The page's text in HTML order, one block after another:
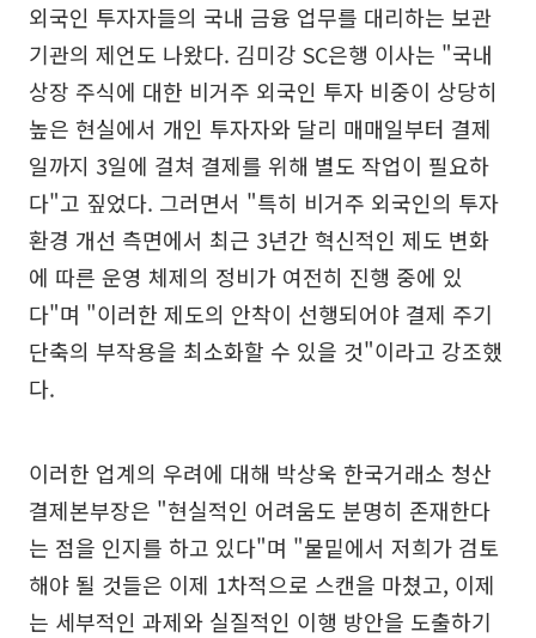
외국인 투자자들의 국내 금융 업무를 대리하는 보관
기관의 제언도 나왔다. 김미강 SC은행 이사는 "국내
상장 주식에 대한 비거주 외국인 투자 비중이 상당히
높은 현실에서 개인 투자자와 달리 매매일부터 결제
일까지 3일에 걸쳐 결제를 위해 별도 작업이 필요하
다"고 짚었다. 그러면서 "특히 비거주 외국인의 투자
환경 개선 측면에서 최근 3년간 혁신적인 제도 변화
에 따른 운영 체제의 정비가 여전히 진행 중에 있
다"며 "이러한 제도의 안착이 선행되어야 결제 주기
단축의 부작용을 최소화할 수 있을 것"이라고 강조했
다.
이러한 업계의 우려에 대해 박상욱 한국거래소 청산
결제본부장은 "현실적인 어려움도 분명히 존재한다
는 점을 인지를 하고 있다"며 "물밑에서 저희가 검토
해야 될 것들은 이제 1차적으로 스캔을 마쳤고, 이제
는 세부적인 과제와 실질적인 이행 방안을 도출하기